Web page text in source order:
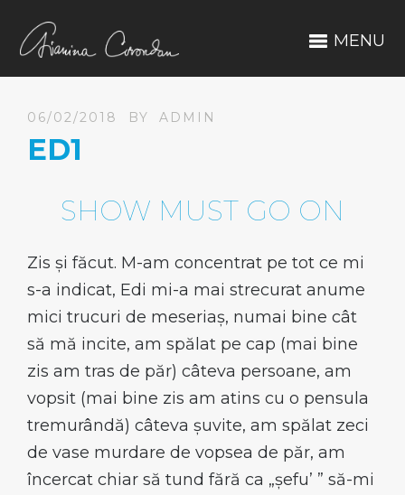
MENU
06/02/2018 BY ADMIN
ED1
SHOW MUST GO ON
Zis și făcut. M-am concentrat pe tot ce mi
s-a indicat, Edi mi-a mai strecurat anume
mici trucuri de meseriaș, numai bine cât
să mă incite, am spălat pe cap (mai bine
zis am tras de păr) câteva persoane, am
vopsit (mai bine zis am atins cu o pensula
tremurândă) câteva șuvite, am spălat zeci
de vase murdare de vopsea de păr, am
încercat chiar să tund fără ca „șefu’ ” să-mi